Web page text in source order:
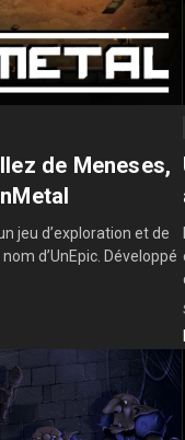
de Meneses,
jeu d’exploration et de
d’UnEpic. Développé